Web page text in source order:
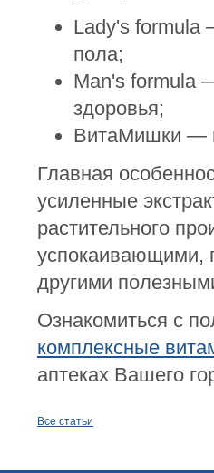
Lady's formula
пола;
Man's formula
здоровья;
ВитаМишки —
Главная
усиленные
растительного
успокаивающими,
другими
Ознакомиться с
комплексные
аптеках Вашего
Все статьи